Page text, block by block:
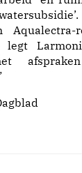
legt